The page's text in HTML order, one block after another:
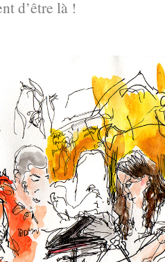
d’être là !